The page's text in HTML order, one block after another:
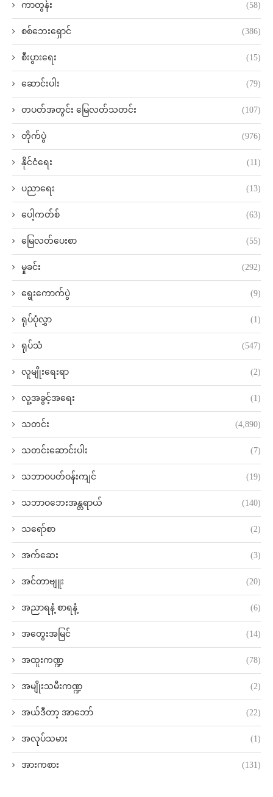
ကာတွန်း (58)
စစ်ဘေးရှောင် (386)
စီးပွားရေး (15)
ဆောင်းပါး (79)
တပတ်အတွင်း မြေလတ်သတင်း (107)
တိုက်ပွဲ (976)
နိုင်ငံရေး (11)
ပညာရေး (13)
ပေါ့ကတ်စ် (63)
မြေလတ်ပေးစာ (55)
မှုခင်း (292)
ရွေးကောက်ပွဲ (9)
ရုပ်ပုံလွှာ (1)
ရုပ်သံ (547)
လူမျိုးရေးရာ (2)
လူ့အခွင့်အရေး (1)
သတင်း (4,890)
သတင်းဆောင်းပါး (7)
သဘာဝပတ်ဝန်းကျင် (19)
သဘာဝဘေးအန္တရာယ် (140)
သရော်စာ (2)
အက်ဆေး (3)
အင်တာဗျူး (20)
အညာရနံ့ စာရနံ့ (6)
အတွေးအမြင် (14)
အထူးကဏ္ဍ (78)
အမျိုးသမီးကဏ္ဍ (2)
အယ်ဒီတာ့ အာဘော် (22)
အလုပ်သမား (1)
အားကစား (131)